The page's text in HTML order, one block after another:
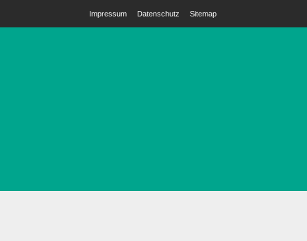
Impressum Datenschutz Sitemap